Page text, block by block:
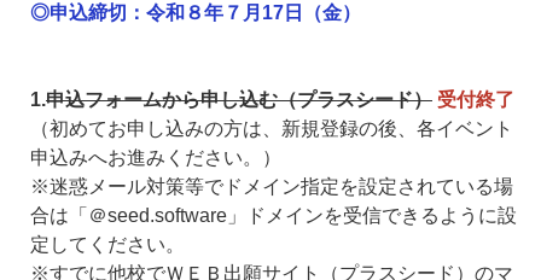
◎申込締切：令和８年７月17日（金）
1.申込フォームから申し込む（プラスシード） 受付終了
（初めてお申し込みの方は、新規登録の後、各イベント
申込みへお進みください。）
※迷惑メール対策等でドメイン指定を設定されている場
合は「＠seed.software」ドメインを受信できるように設
定してください。
※すでに他校でＷＥＢ出願サイト（プラスシード）のマ